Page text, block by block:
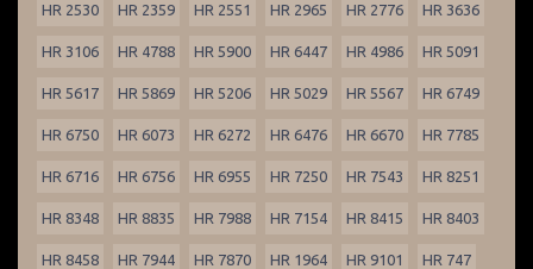
HR 2530 HR 2359 HR 2551 HR 2965 HR 2776 HR 3636
HR 3106 HR 4788 HR 5900 HR 6447 HR 4986 HR 5091
HR 5617 HR 5869 HR 5206 HR 5029 HR 5567 HR 6749
HR 6750 HR 6073 HR 6272 HR 6476 HR 6670 HR 7785
HR 6716 HR 6756 HR 6955 HR 7250 HR 7543 HR 8251
HR 8348 HR 8835 HR 7988 HR 7154 HR 8415 HR 8403
HR 8458 HR 7944 HR 7870 HR 1964 HR 9101 HR 747